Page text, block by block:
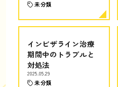
未分類
インビザライン治療
期間中のトラブルと
対処法
2025.05.29
未分類